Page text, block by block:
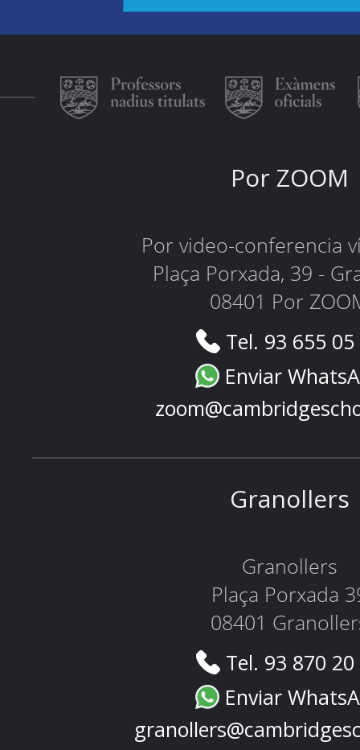
Por ZOOM
Por video-conferencia
Plaça Porxada, 39 -
08401 Por
Tel. 93 655
Enviar
Granollers
Granollers
Plaça Porxada
08401
Tel. 93 870
Enviar